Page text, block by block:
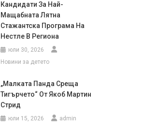
Кандидати За Най-
Мащабната Лятна
Стажантска Програма На
Нестле В Региона
юли 30, 2026
Новини за детето
„Малката Панда Среща
Тигърчето“ От Якоб Мартин
Стрид
юли 15, 2026 admin